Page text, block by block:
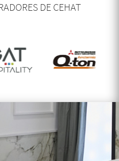
DE CEHAT